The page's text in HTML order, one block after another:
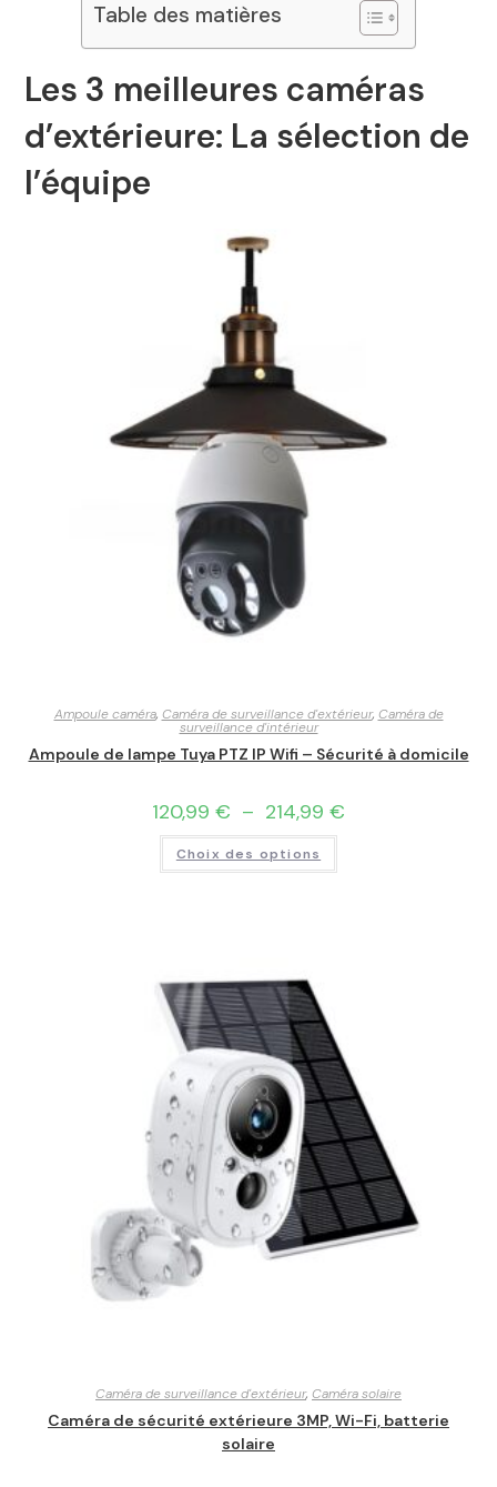
Table des matières
Les 3 meilleures caméras
d’extérieure: La sélection de
l’équipe
Ampoule caméra, Caméra de surveillance d'extérieur, Caméra de
surveillance d'intérieur
Ampoule de lampe Tuya PTZ IP Wifi – Sécurité à domicile
120,99 € – 214,99 €
Choix des options
Caméra de surveillance d'extérieur, Caméra solaire
Caméra de sécurité extérieure 3MP, Wi-Fi, batterie
solaire